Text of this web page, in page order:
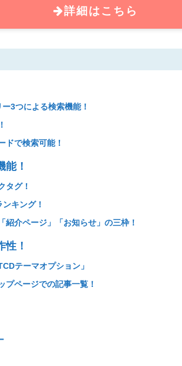
詳細はこちら
3つによる検索機能！
ドで検索可能！
能！
タグ！
キング！
紹介ページ」「お知らせ」の三枠！
性！
テーマオプション」
プページでの記事一覧！